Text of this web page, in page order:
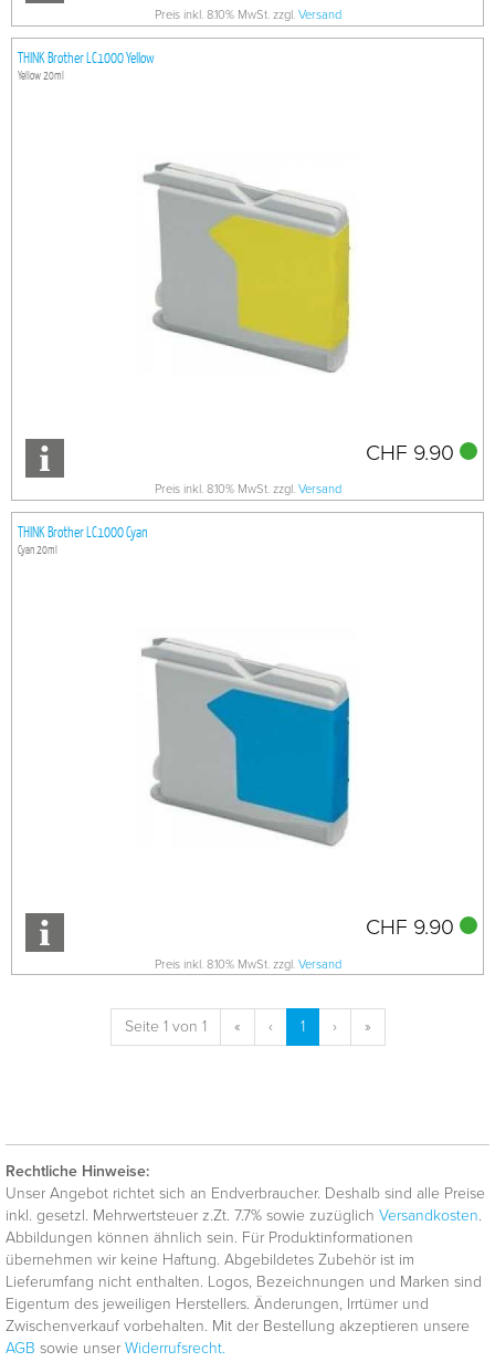
Preis inkl. 8.10% MwSt. zzgl. Versand
THINK Brother LC1000 Yellow
Yellow 20ml
CHF 9.90
Preis inkl. 8.10% MwSt. zzgl. Versand
THINK Brother LC1000 Cyan
Cyan 20ml
CHF 9.90
Preis inkl. 8.10% MwSt. zzgl. Versand
Seite 1 von 1 « ‹ 1 › »
Rechtliche Hinweise:
Unser Angebot richtet sich an Endverbraucher. Deshalb sind alle Preise
inkl. gesetzl. Mehrwertsteuer z.Zt. 7.7% sowie zuzüglich Versandkosten.
Abbildungen können ähnlich sein. Für Produktinformationen
übernehmen wir keine Haftung. Abgebildetes Zubehör ist im
Lieferumfang nicht enthalten. Logos, Bezeichnungen und Marken sind
Eigentum des jeweiligen Herstellers. Änderungen, Irrtümer und
Zwischenverkauf vorbehalten. Mit der Bestellung akzeptieren unsere
AGB sowie unser Widerrufsrecht.